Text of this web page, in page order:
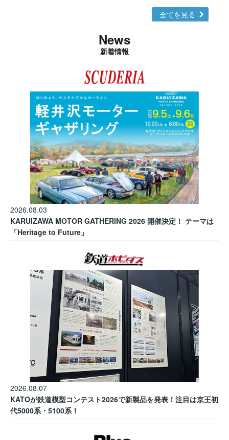
全てを見る
News
新着情報
2026.08.03
KARUIZAWA MOTOR GATHERING 2026 開催決定！ テーマは
「Heritage to Future」
2026.08.07
KATOが鉄道模型コンテスト2026で新製品を発表！注目は京王初
代5000系・5100系！